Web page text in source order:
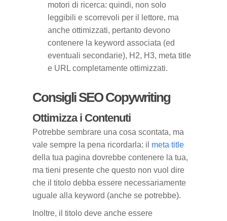
motori di ricerca: quindi, non solo
leggibili e scorrevoli per il lettore, ma
anche ottimizzati, pertanto devono
contenere la keyword associata (ed
eventuali secondarie), H2, H3, meta title
e URL completamente ottimizzati.
Consigli SEO Copywriting
Ottimizza i Contenuti
Potrebbe sembrare una cosa scontata, ma
vale sempre la pena ricordarla: il meta title
della tua pagina dovrebbe contenere la tua,
ma tieni presente che questo non vuol dire
che il titolo debba essere necessariamente
uguale alla keyword (anche se potrebbe).
Inoltre, il titolo deve anche essere